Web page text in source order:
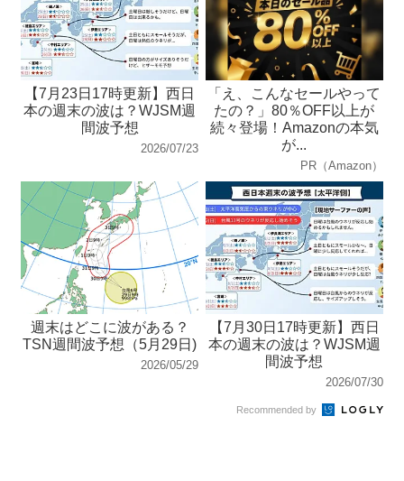
【7月23日17時更新】西日
本の週末の波は？WJSM週
間波予想
2026/07/23
「え、こんなセールやって
たの？」80％OFF以上が
続々登場！Amazonの本気
が...
PR（Amazon）
週末はどこに波がある？
TSN週間波予想（5月29日)
2026/05/29
【7月30日17時更新】西日
本の週末の波は？WJSM週
間波予想
2026/07/30
Recommended by